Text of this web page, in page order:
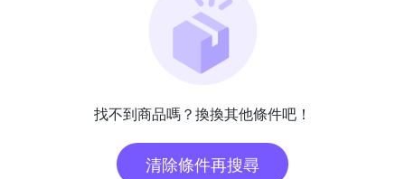
找不到商品嗎？換換其他條件吧！
清除條件再搜尋